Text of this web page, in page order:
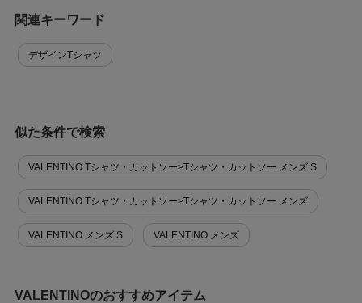
関連キーワード
デザインTシャツ
似た条件で検索
VALENTINO Tシャツ・カットソー>Tシャツ・カットソー メンズ S
VALENTINO Tシャツ・カットソー>Tシャツ・カットソー メンズ
VALENTINO メンズ S VALENTINO メンズ
VALENTINOのおすすめアイテム